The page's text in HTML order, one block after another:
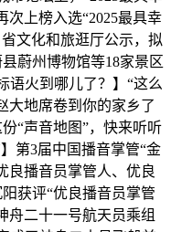
次上榜入选“2025最具幸
文化和旅逛厅公示，拟
蔚州博物馆等18家景区
语火到哪儿了？】“这么
大地席卷到你的家乡了
“声音地图”，快来听听
第3届中国播音掌管“金
良播音员掌管人、优良
获评“优良播音员掌管
舟二十一号航天员乘组